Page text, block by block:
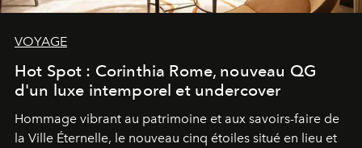
VOYAGE
Hot Spot : Corinthia Rome, nouveau QG
d'un luxe intemporel et undercover
Hommage vibrant au patrimoine et aux savoirs-faire de
la Ville Éternelle, le nouveau cinq étoiles situé en lieu et